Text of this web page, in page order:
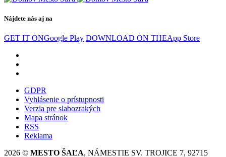
Nájdete nás aj na
GET IT ONGoogle Play DOWNLOAD ON THEApp Store
GDPR
Vyhlásenie o prístupnosti
Verzia pre slabozrakých
Mapa stránok
RSS
Reklama
2026 © MESTO ŠAĽA, NÁMESTIE SV. TROJICE 7, 92715